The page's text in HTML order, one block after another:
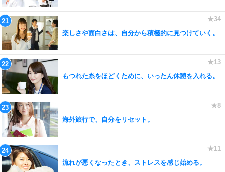
楽しさや面白さは、自分から積極的に見つけていく。
もつれた糸をほどくために、いったん休憩を入れる。
海外旅行で、自分をリセット。
流れが悪くなったとき、ストレスを感じ始める。